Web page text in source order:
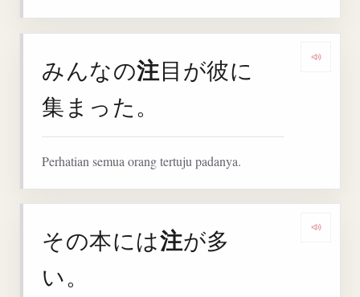
みんなの注目が彼に
集まった。
Perhatian semua orang tertuju padanya.
その本には注が多
い。